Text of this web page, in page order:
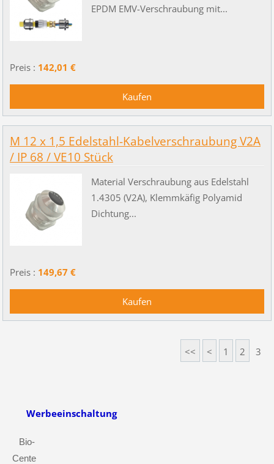
EPDM EMV-Verschraubung mit...
Preis : 142,01 €
M 12 x 1,5 Edelstahl-Kabelverschraubung V2A
/ IP 68 / VE10 Stück
Material Verschraubung aus Edelstahl
1.4305 (V2A), Klemmkäfig Polyamid
Dichtung...
Preis : 149,67 €
<< < 1 2 3
Werbeeinschaltung
Bio-
Cente